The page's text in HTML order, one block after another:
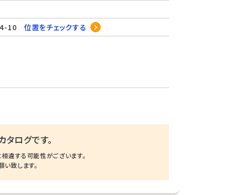
10 位置をチェックする
ログです。
違する可能性がございます。
致します。